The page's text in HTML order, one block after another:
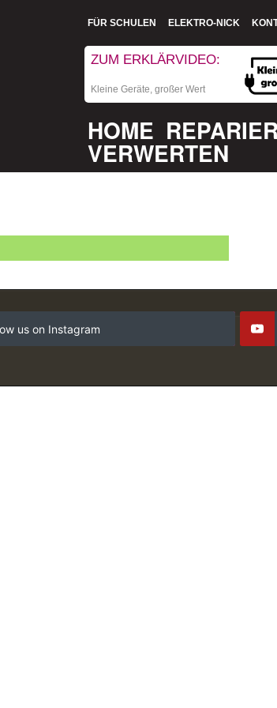
FÜR SCHULEN ELEKTRO-NICK
ZUM ERKLÄRVIDEO:
Kleine Geräte, großer Wert
HOME
VERWERTEN
us on Instagram